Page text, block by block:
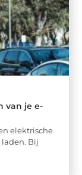
van je e-
elektrische
laden. Bij